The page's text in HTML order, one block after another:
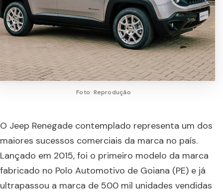
Foto: Reprodução
O Jeep Renegade contemplado representa um dos
maiores sucessos comerciais da marca no país.
Lançado em 2015, foi o primeiro modelo da marca
fabricado no Polo Automotivo de Goiana (PE) e já
ultrapassou a marca de 500 mil unidades vendidas